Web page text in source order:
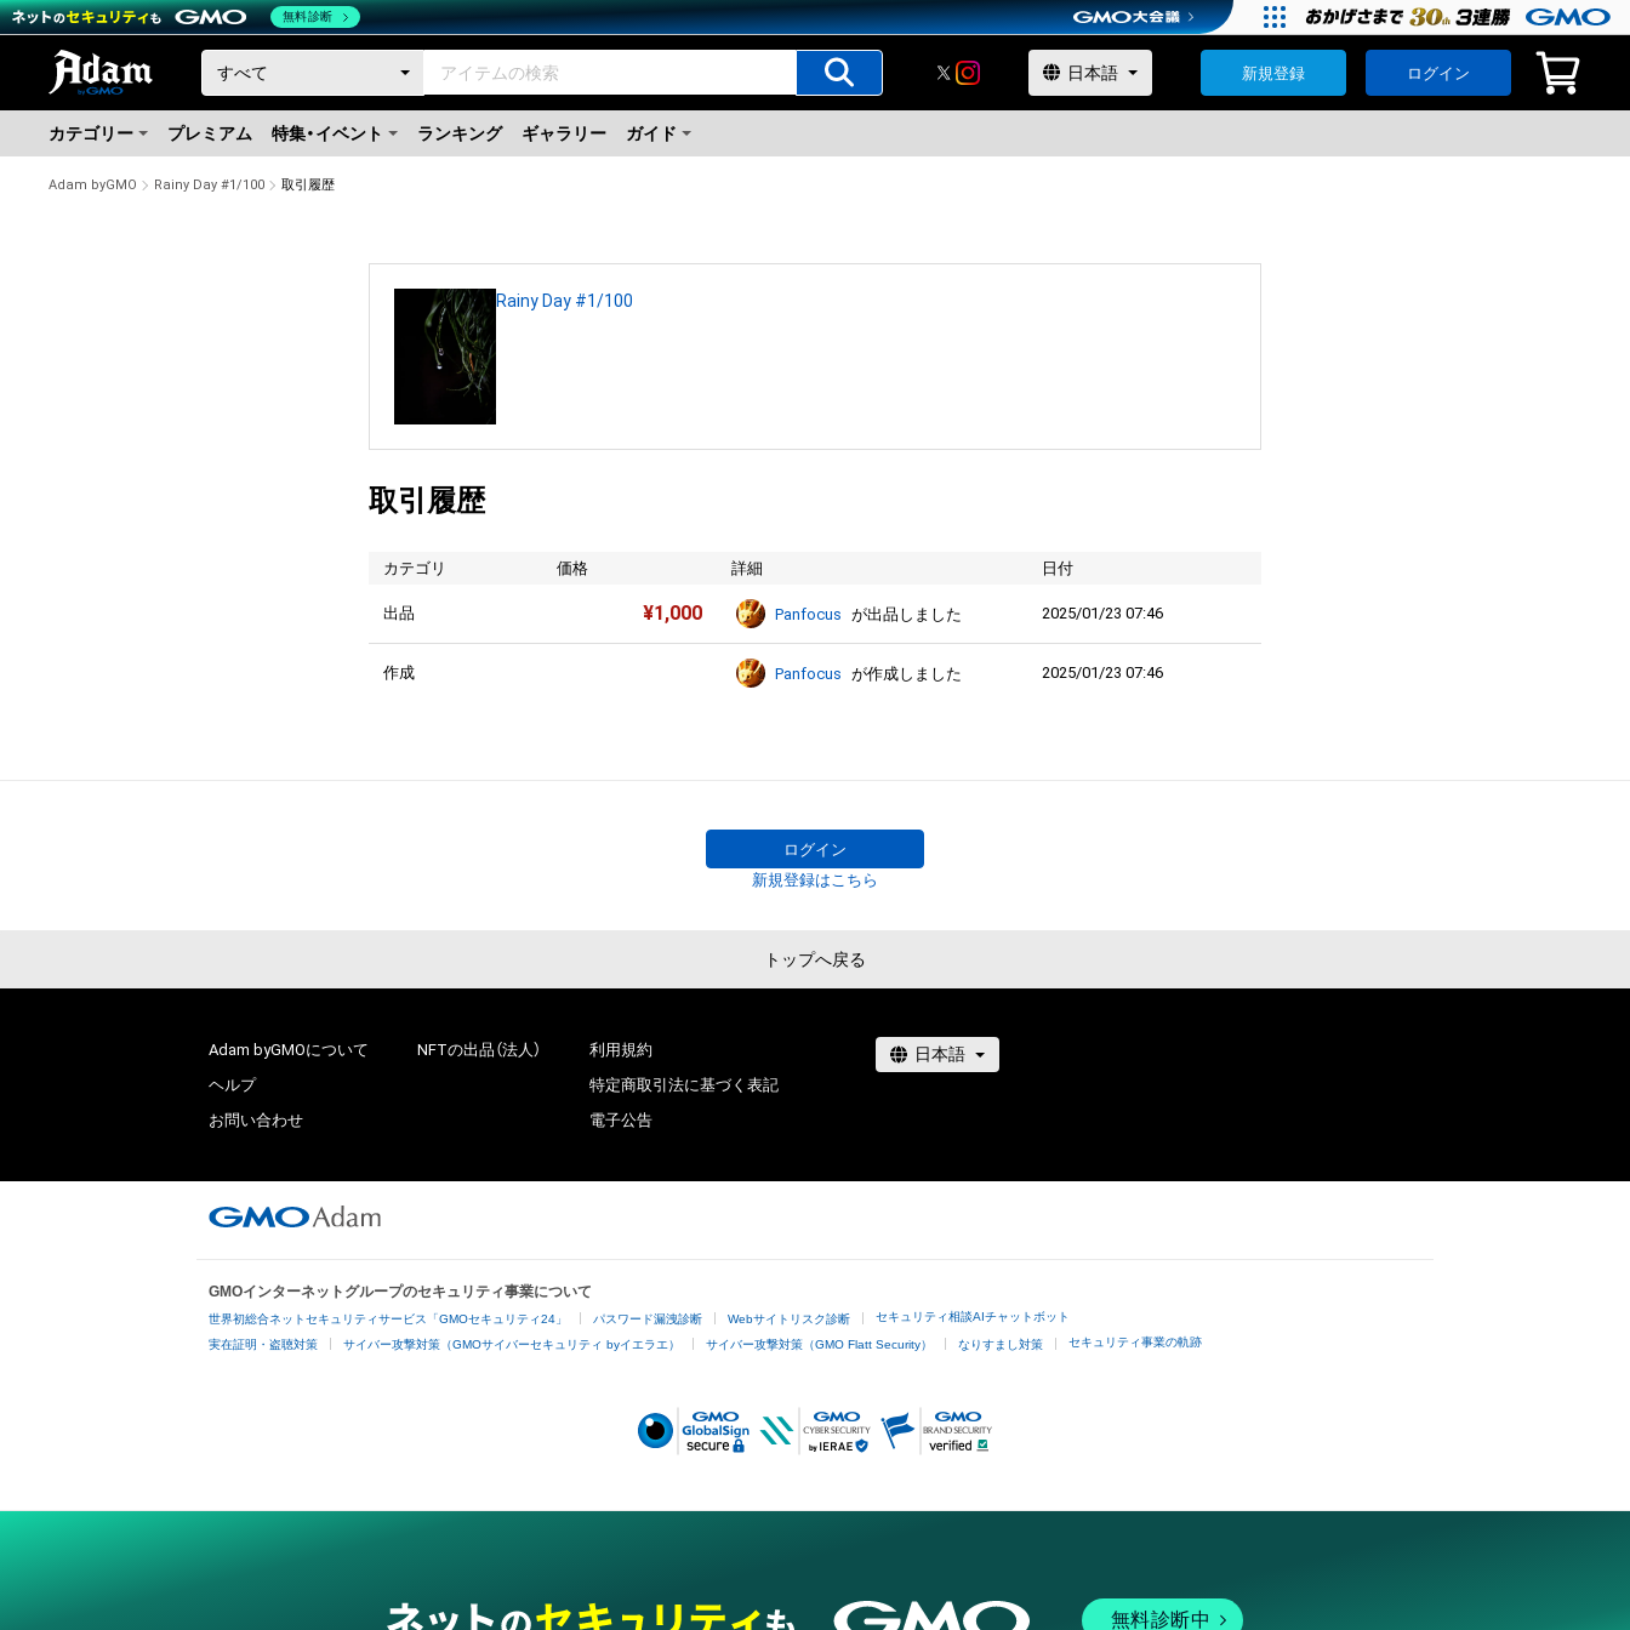
新規登録 ログイン
カテゴリー プレミアム 特集・イベント ランキング ギャラリー ガイド
Adam byGMO Rainy Day #1/100 取引履歴
Rainy Day #1/100
取引履歴
カテゴリ 価格 詳細 日付
出品 ¥1,000 Panfocus が出品しました 2025/01/23 07:46
作成 Panfocus が作成しました 2025/01/23 07:46
ログイン
新規登録はこちら
トップへ戻る
Adam byGMOについて
ヘルプ
お問い合わせ
NFTの出品（法人）
利用規約
特定商取引法に基づく表記
電子公告
GMOインターネットグループのセキュリティ事業について
世界初総合ネットセキュリティサービス「GMOセキュリティ24」 パスワード漏洩診断 Webサイトリスク診断 セキュリティ相談AIチャットボット
実在証明・盗聴対策 サイバー攻撃対策（GMOサイバーセキュリティ byイエラエ） サイバー攻撃対策（GMO Flatt Security） なりすまし対策 セキュリティ事業の軌跡
無料診断中
無料診断